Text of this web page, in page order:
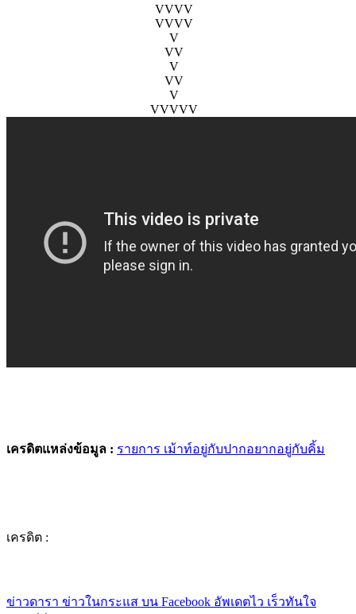
VVVV
VVVV
V
VV
V
VV
V
VVVVV
เครดิตแหล่งข้อมูล : รายการ เม้าท์อยู่กับปากอยากอยู่กับคิ้ม
เครดิต :
ข่าวดารา ข่าวในกระแส บน Facebook อัพเดตไว เร็วทันใจ